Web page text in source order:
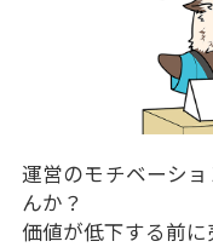
運営のモチベーシ
んか？
価値が低下する前に